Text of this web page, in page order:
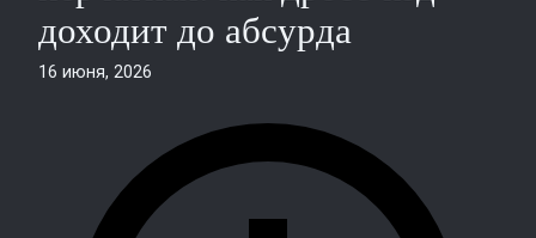
доходит до абсурда
16 июня, 2026